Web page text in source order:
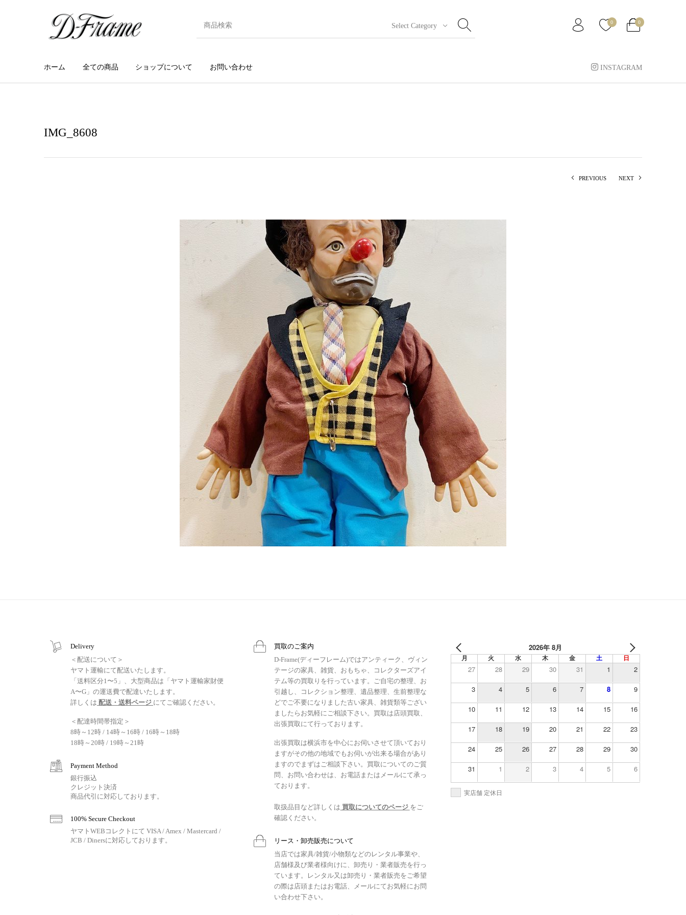
Select Category 0 0
ホーム 全ての商品 ショップについて お問い合わせ INSTAGRAM
IMG_8608
PREVIOUS NEXT
Delivery
＜配送について＞
ヤマト運輸にて配送いたします。
「送料区分1〜5」、大型商品は「ヤマト運輸家財便
A〜G」の運送費で配達いたします。
詳しくは 配送・送料ページ にてご確認ください。
＜配達時間帯指定＞
8時～12時 / 14時～16時 / 16時～18時
18時～20時 / 19時～21時
Payment Method
銀行振込
クレジット決済
商品代引に対応しております。
100% Secure Checkout
ヤマトWEBコレクトにて VISA / Amex / Mastercard /
JCB / Dinersに対応しております。
買取のご案内
D-Frame(ディーフレーム)ではアンティーク、ヴィン
テージの家具、雑貨、おもちゃ、コレクターズアイ
テム等の買取りを行っています。ご自宅の整理、お
引越し、コレクション整理、遺品整理、生前整理な
どでご不要になりました古い家具、雑貨類等ござい
ましたらお気軽にご相談下さい。買取は店頭買取、
出張買取にて行っております。
出張買取は横浜市を中心にお伺いさせて頂いており
ますがその他の地域でもお伺いが出来る場合があり
ますのでまずはご相談下さい。買取についてのご質
問、お問い合わせは、お電話またはメールにて承っ
ております。
取扱品目など詳しくは 買取についてのページ をご
確認ください。
リース・卸売販売について
当店では家具/雑貨/小物類などのレンタル事業や、
店舗様及び業者様向けに、卸売り・業者販売を行っ
ています。レンタル又は卸売り・業者販売をご希望
の際は店頭またはお電話、メールにてお気軽にお問
い合わせ下さい。
2026年 8月
月 火 水 木 金 土 日
27 28 29 30 31 1 2
3 4 5 6 7 8 9
10 11 12 13 14 15 16
17 18 19 20 21 22 23
24 25 26 27 28 29 30
31 1 2 3 4 5 6
実店舗 定休日